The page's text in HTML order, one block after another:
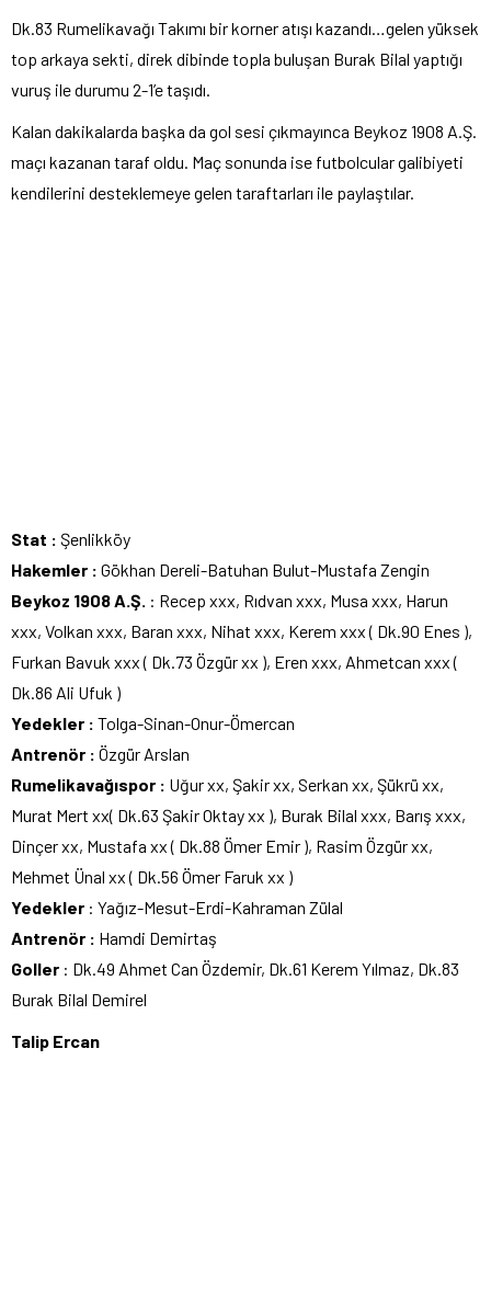
Dk.83 Rumelikavağı Takımı bir korner atışı kazandı…gelen yüksek
top arkaya sekti, direk dibinde topla buluşan Burak Bilal yaptığı
vuruş ile durumu 2-1’e taşıdı.
Kalan dakikalarda başka da gol sesi çıkmayınca Beykoz 1908 A.Ş.
maçı kazanan taraf oldu. Maç sonunda ise futbolcular galibiyeti
kendilerini desteklemeye gelen taraftarları ile paylaştılar.
Stat : Şenlikköy
Hakemler : Gökhan Dereli-Batuhan Bulut-Mustafa Zengin
Beykoz 1908 A.Ş. : Recep xxx, Rıdvan xxx, Musa xxx, Harun
xxx, Volkan xxx, Baran xxx, Nihat xxx, Kerem xxx ( Dk.90 Enes ),
Furkan Bavuk xxx ( Dk.73 Özgür xx ), Eren xxx, Ahmetcan xxx (
Dk.86 Ali Ufuk )
Yedekler : Tolga-Sinan-Onur-Ömercan
Antrenör : Özgür Arslan
Rumelikavağıspor : Uğur xx, Şakir xx, Serkan xx, Şükrü xx,
Murat Mert xx( Dk.63 Şakir Oktay xx ), Burak Bilal xxx, Barış xxx,
Dinçer xx, Mustafa xx ( Dk.88 Ömer Emir ), Rasim Özgür xx,
Mehmet Ünal xx ( Dk.56 Ömer Faruk xx )
Yedekler : Yağız-Mesut-Erdi-Kahraman Zülal
Antrenör : Hamdi Demirtaş
Goller : Dk.49 Ahmet Can Özdemir, Dk.61 Kerem Yılmaz, Dk.83
Burak Bilal Demirel
Talip Ercan